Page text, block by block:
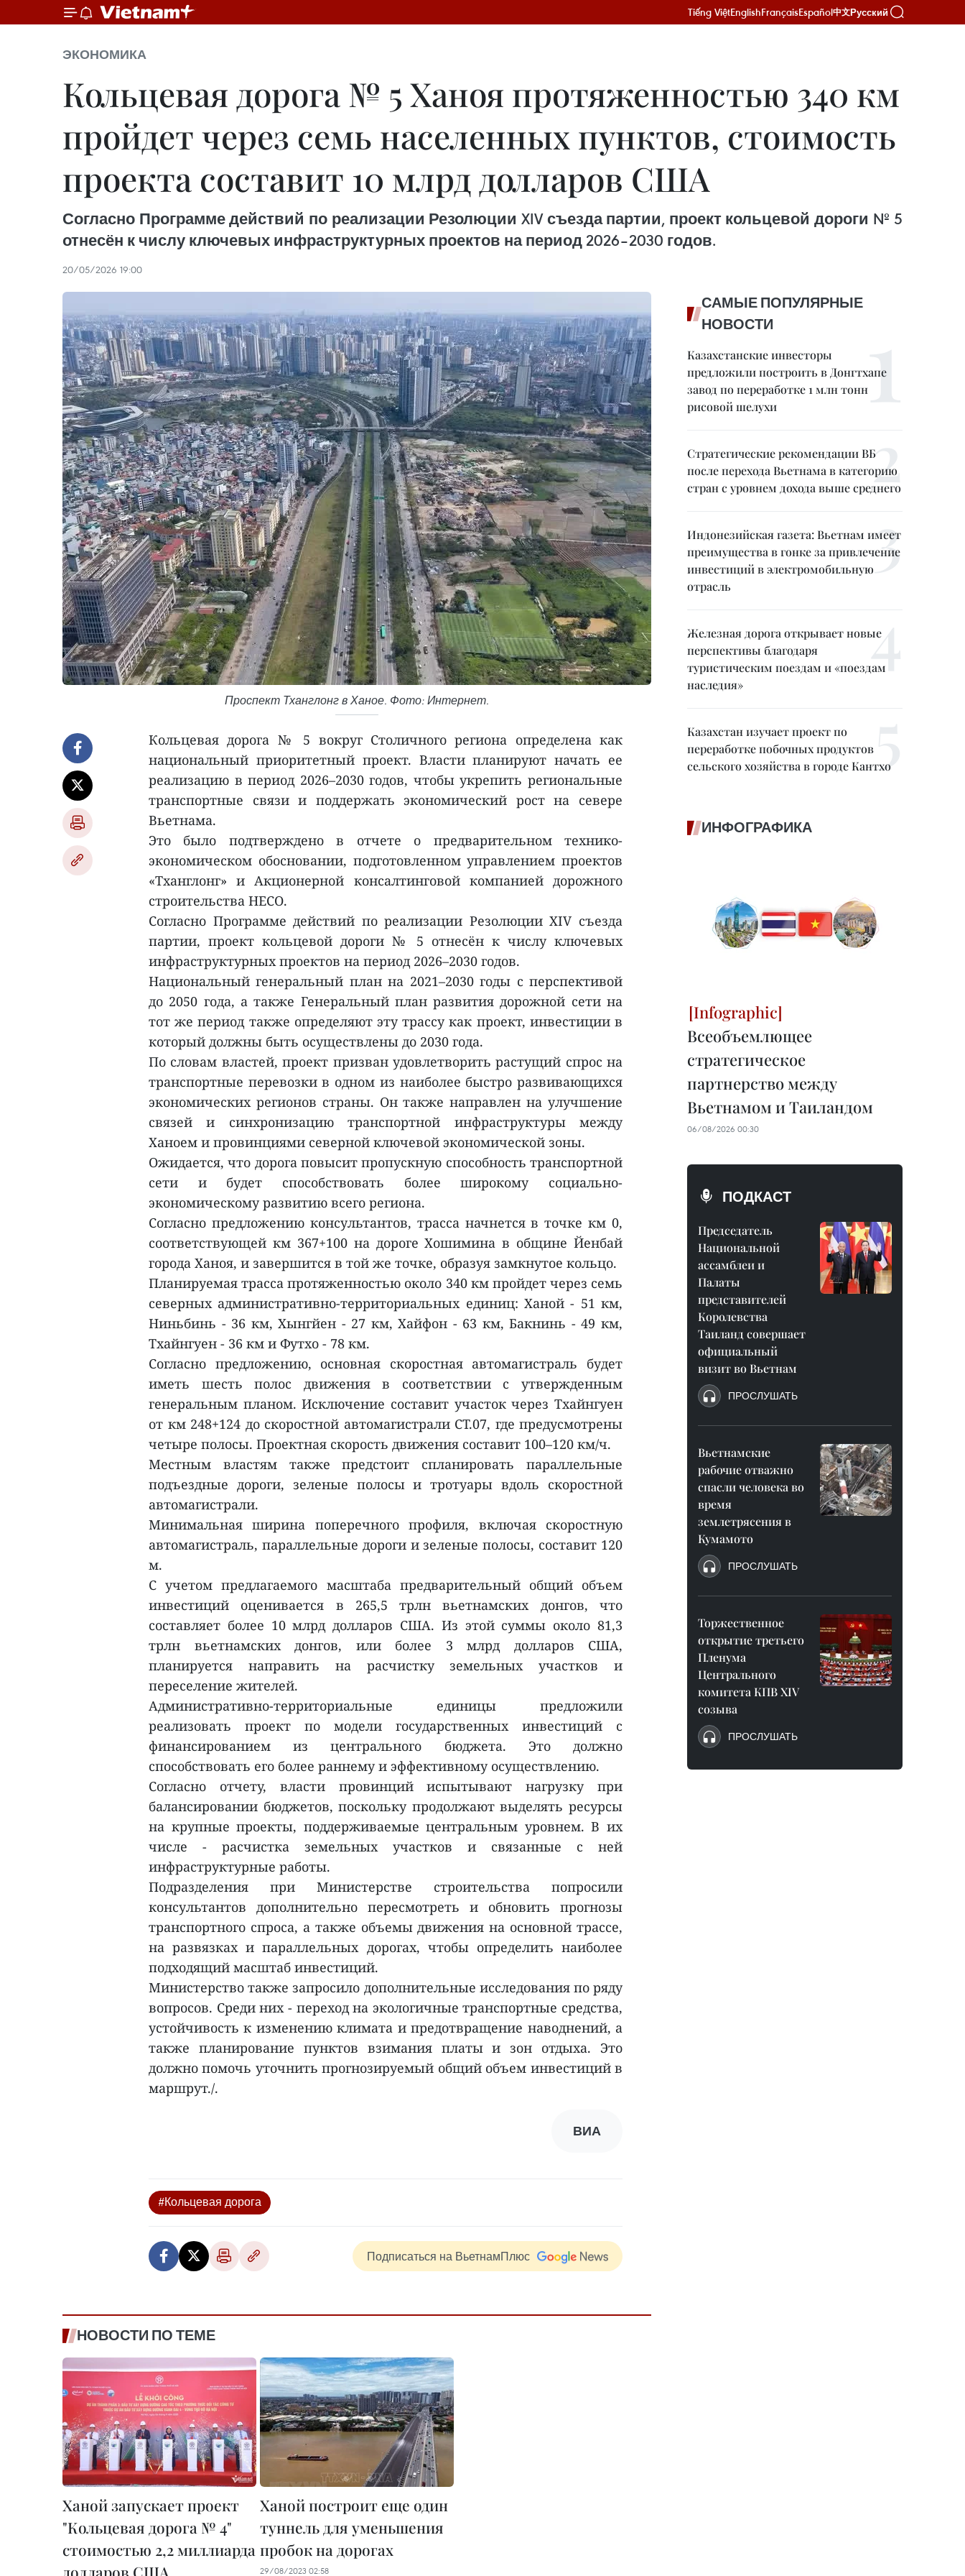
Tiếng ViệtEnglishFrançaisEspañol中文Русский
ЭКОНОМИКА
Кольцевая дорога № 5 Ханоя протяженностью 340 км
пройдет через семь населенных пунктов, стоимость
проекта составит 10 млрд долларов США
Согласно Программе действий по реализации Резолюции XIV съезда партии, проект кольцевой дороги № 5
отнесён к числу ключевых инфраструктурных проектов на период 2026–2030 годов.
20/05/2026 19:00
Проспект Тханглонг в Ханое. Фото: Интернет.
Кольцевая дорога № 5 вокруг Столичного региона определена как
национальный приоритетный проект. Власти планируют начать ее
реализацию в период 2026–2030 годов, чтобы укрепить региональные
транспортные связи и поддержать экономический рост на севере
Вьетнама.
Это было подтверждено в отчете о предварительном технико-
экономическом обосновании, подготовленном управлением проектов
«Тханглонг» и Акционерной консалтинговой компанией дорожного
строительства HECO.
Согласно Программе действий по реализации Резолюции XIV съезда
партии, проект кольцевой дороги № 5 отнесён к числу ключевых
инфраструктурных проектов на период 2026–2030 годов.
Национальный генеральный план на 2021–2030 годы с перспективой
до 2050 года, а также Генеральный план развития дорожной сети на
тот же период также определяют эту трассу как проект, инвестиции в
который должны быть осуществлены до 2030 года.
По словам властей, проект призван удовлетворить растущий спрос на
транспортные перевозки в одном из наиболее быстро развивающихся
экономических регионов страны. Он также направлен на улучшение
связей и синхронизацию транспортной инфраструктуры между
Ханоем и провинциями северной ключевой экономической зоны.
Ожидается, что дорога повысит пропускную способность транспортной
сети и будет способствовать более широкому социально-
экономическому развитию всего региона.
Согласно предложению консультантов, трасса начнется в точке км 0,
соответствующей км 367+100 на дороге Хошимина в общине Йенбай
города Ханоя, и завершится в той же точке, образуя замкнутое кольцо.
Планируемая трасса протяженностью около 340 км пройдет через семь
северных административно-территориальных единиц: Ханой - 51 км,
Ниньбинь - 36 км, Хынгйен - 27 км, Хайфон - 63 км, Бакнинь - 49 км,
Тхайнгуен - 36 км и Футхо - 78 км.
Согласно предложению, основная скоростная автомагистраль будет
иметь шесть полос движения в соответствии с утвержденным
генеральным планом. Исключение составит участок через Тхайнгуен
от км 248+124 до скоростной автомагистрали CT.07, где предусмотрены
четыре полосы. Проектная скорость движения составит 100–120 км/ч.
Местным властям также предстоит спланировать параллельные
подъездные дороги, зеленые полосы и тротуары вдоль скоростной
автомагистрали.
Минимальная ширина поперечного профиля, включая скоростную
автомагистраль, параллельные дороги и зеленые полосы, составит 120
м.
С учетом предлагаемого масштаба предварительный общий объем
инвестиций оценивается в 265,5 трлн вьетнамских донгов, что
составляет более 10 млрд долларов США. Из этой суммы около 81,3
трлн вьетнамских донгов, или более 3 млрд долларов США,
планируется направить на расчистку земельных участков и
переселение жителей.
Административно-территориальные единицы предложили
реализовать проект по модели государственных инвестиций с
финансированием из центрального бюджета. Это должно
способствовать его более раннему и эффективному осуществлению.
Согласно отчету, власти провинций испытывают нагрузку при
балансировании бюджетов, поскольку продолжают выделять ресурсы
на крупные проекты, поддерживаемые центральным уровнем. В их
числе - расчистка земельных участков и связанные с ней
инфраструктурные работы.
Подразделения при Министерстве строительства попросили
консультантов дополнительно пересмотреть и обновить прогнозы
транспортного спроса, а также объемы движения на основной трассе,
на развязках и параллельных дорогах, чтобы определить наиболее
подходящий масштаб инвестиций.
Министерство также запросило дополнительные исследования по ряду
вопросов. Среди них - переход на экологичные транспортные средства,
устойчивость к изменению климата и предотвращение наводнений, а
также планирование пунктов взимания платы и зон отдыха. Это
должно помочь уточнить прогнозируемый общий объем инвестиций в
маршрут./.
ВИА
#Кольцевая дорога
Подписаться на ВьетнамПлюс
НОВОСТИ ПО ТЕМЕ
Ханой запускает проект
"Кольцевая дорога № 4"
стоимостью 2,2 миллиарда
долларов США,
Ханой построит еще один
туннель для уменьшения
пробок на дорогах
29/08/2023 02:58
САМЫЕ ПОПУЛЯРНЫЕ
НОВОСТИ
Казахстанские инвесторы
предложили построить в Донгтхапе
завод по переработке 1 млн тонн
рисовой шелухи
Стратегические рекомендации ВБ
после перехода Вьетнама в категорию
стран с уровнем дохода выше среднего
Индонезийская газета: Вьетнам имеет
преимущества в гонке за привлечение
инвестиций в электромобильную
отрасль
Железная дорога открывает новые
перспективы благодаря
туристическим поездам и «поездам
наследия»
Казахстан изучает проект по
переработке побочных продуктов
сельского хозяйства в городе Кантхо
ИНФОГРАФИКА
Всеобъемлющее
стратегическое
партнерство между
Вьетнамом и Таиландом
06/08/2026 00:30
ПОДКАСТ
Председатель
Национальной
ассамблеи и
Палаты
представителей
Королевства
Таиланд совершает
официальный
визит во Вьетнам
ПРОСЛУШАТЬ
Вьетнамские
рабочие отважно
спасли человека во
время
землетрясения в
Кумамото
ПРОСЛУШАТЬ
Торжественное
открытие третьего
Пленума
Центрального
комитета КПВ XIV
созыва
ПРОСЛУШАТЬ